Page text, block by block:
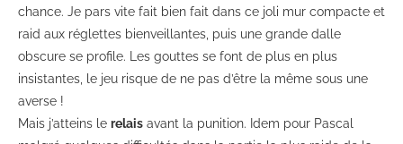
chance. Je pars vite fait bien fait dans ce joli mur compacte et
raid aux réglettes bienveillantes, puis une grande dalle
obscure se profile. Les gouttes se font de plus en plus
insistantes, le jeu risque de ne pas d’être la même sous une
averse !
Mais j’atteins le relais avant la punition. Idem pour Pascal